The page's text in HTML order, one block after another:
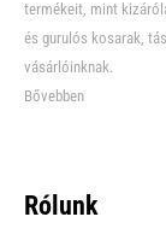
termékeit, mint
és gurulós kosarak,
vásárlóinknak.
Bővebben
Rólunk